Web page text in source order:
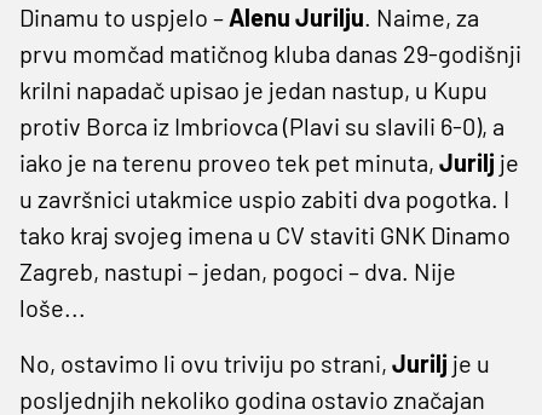
Dinamu to uspjelo – Alenu Jurilju. Naime, za
prvu momčad matičnog kluba danas 29-godišnji
krilni napadač upisao je jedan nastup, u Kupu
protiv Borca iz Imbriovca (Plavi su slavili 6-0), a
iako je na terenu proveo tek pet minuta, Jurilj je
u završnici utakmice uspio zabiti dva pogotka. I
tako kraj svojeg imena u CV staviti GNK Dinamo
Zagreb, nastupi – jedan, pogoci – dva. Nije
loše...
No, ostavimo li ovu triviju po strani, Jurilj je u
posljednjih nekoliko godina ostavio značajan